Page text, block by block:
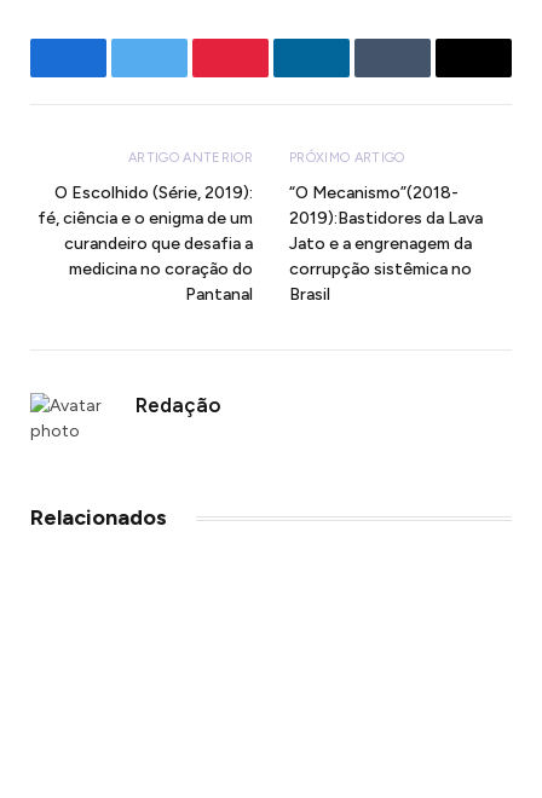
FacebookTwitterPinterestLinkedInTumblr E-
ARTIGO ANTERIOR
O Escolhido (Série, 2019):
fé, ciência e o enigma de um
curandeiro que desafia a
medicina no coração do
Pantanal
PRÓXIMO ARTIGO
“O Mecanismo”(2018-
2019):Bastidores da Lava
Jato e a engrenagem da
corrupção sistêmica no
Brasil
Redação
Relacionados